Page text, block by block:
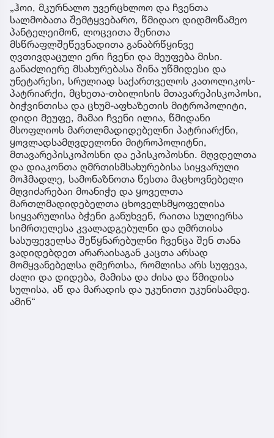
„ჰოი, მკურნალო უვერცხლოო და ჩვენთა
სალმობათა შემტყვებარო, წმიდაო დიდმოწამეო
პანტელეიმონ, ლოცვითა შენითა
მსწრაფლშეწევნადითა განაბრწყინვე
ღვთივდაცული ერი ჩვენი და მეუფება მისი.
განაძლიერე მსახურებასა შინა უწმიდესი და
უნეტარესი, სრულიად საქართველოს კათოლიკოს-
პატრიარქი, მცხეთა-თბილისის მთავარეპისკოპოსი,
ბიჭვინთისა და ცხუმ-აფხაზეთის მიტროპოლიტი,
დიდი მეუფე, მამაი ჩვენი ილია, წმიდანი
მსოფლიოს მართლმადიდებელნი პატრიარქნი,
ყოვლადსამღვდელონი მიტროპოლიტნი,
მთავარეპისკოპოსნი და ეპისკოპოსნი. მღვდელთა
და დიაკონთა ღმრთისმსახურებისა სიყვარული
მოჰმადლე, სამონაზნოთა წესთა მაცხოვნებელი
მღვიძარებაი მოანიჭე და ყოველთა
მართლმადიდებელთა ცხოველსმყოფელისა
სიყვარულისა ბჭენი განუხვენ, რაითა სულიერსა
სიმრთელესა კვალადგებულნი და ღმრთისა
სასუფეველსა შეწყნარებულნი ჩვენცა შენ თანა
ვადიდებდეთ არარაისაგან კაცთა არსად
მომყვანებელსა ღმერთსა, რომლისა არს სუფევა,
ძალი და დიდება, მამისა და ძისა და წმიდისა
სულისა, აწ და მარადის და უკუნითი უკუნისამდე.
ამინ“